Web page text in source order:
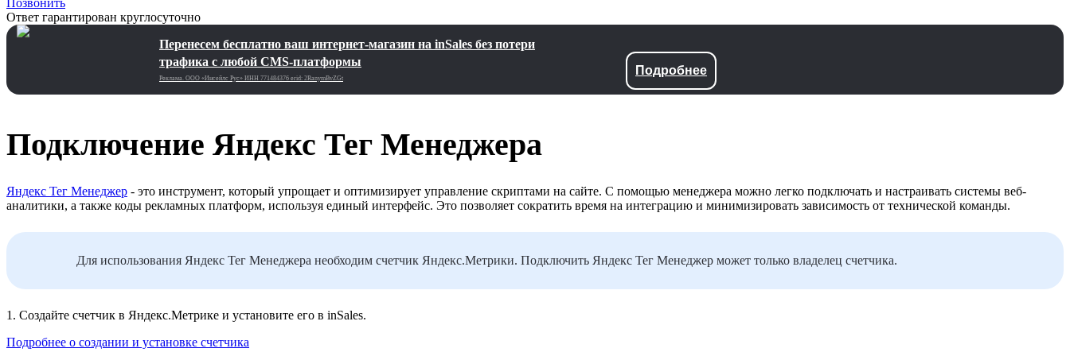
Ответ гарантирован круглосуточно
Перенесем бесплатно ваш интернет-магазин на inSales без потери
трафика с любой CMS-платформы
Реклама. ООО «Инсейлс Рус»‎ ИНН 771484376 erid: 2RanymBvZGt
Подробнее
Подключение Яндекс Тег Менеджера
Яндекс Тег Менеджер - это инструмент, который упрощает и оптимизирует управление скриптами на сайте. С помощью менеджера можно легко подключать и настраивать системы веб-
аналитики, а также коды рекламных платформ, используя единый интерфейс. Это позволяет сократить время на интеграцию и минимизировать зависимость от технической команды.
Для использования Яндекс Тег Менеджера необходим счетчик Яндекс.Метрики. Подключить Яндекс Тег Менеджер может только владелец счетчика.
1. Создайте счетчик в Яндекс.Метрике и установите его в inSales.
Подробнее о создании и установке счетчика